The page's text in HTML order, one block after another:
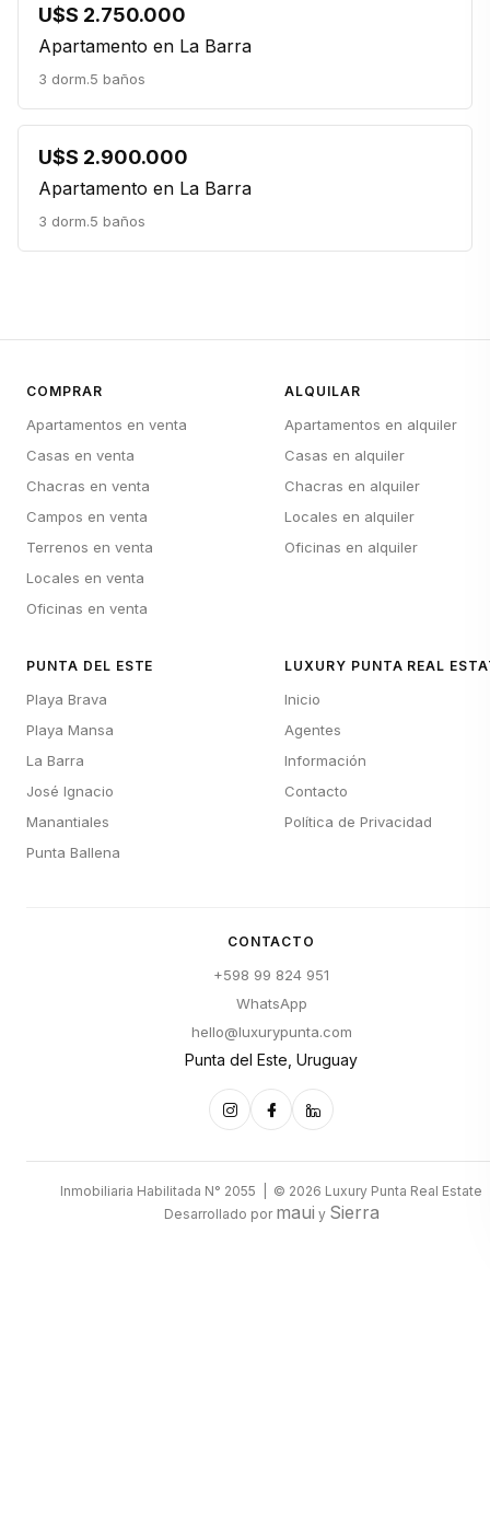
U$S 2.750.000
Apartamento en La Barra
3 dorm.5 baños
U$S 2.900.000
Apartamento en La Barra
3 dorm.5 baños
COMPRAR
Apartamentos en venta
Casas en venta
Chacras en venta
Campos en venta
Terrenos en venta
Locales en venta
Oficinas en venta
ALQUILAR
Apartamentos en alquiler
Casas en alquiler
Chacras en alquiler
Locales en alquiler
Oficinas en alquiler
PUNTA DEL ESTE
Playa Brava
Playa Mansa
La Barra
José Ignacio
Manantiales
Punta Ballena
LUXURY PUNTA REAL
Inicio
Agentes
Información
Contacto
Política de Privacidad
CONTACTO
+598 99 824 951
WhatsApp
hello@luxurypunta.com
Punta del Este, Uruguay
Inmobiliaria Habilitada N° 2055 | © 2026 Luxury Punta Real Estate
Desarrollado por maui y Sierra